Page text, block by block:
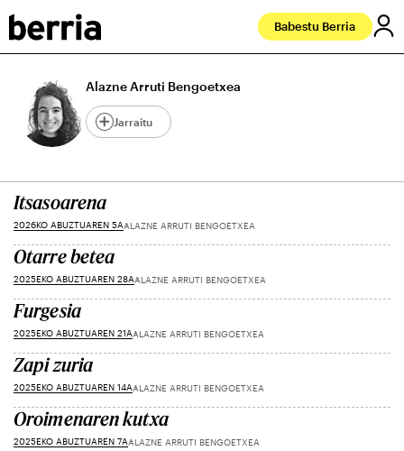
Babestu Berria
Alazne Arruti Bengoetxea
Jarraitu
Itsasoarena
2026KO ABUZTUAREN 5AALAZNE ARRUTI BENGOETXEA
Otarre betea
2025EKO ABUZTUAREN 28AALAZNE ARRUTI BENGOETXEA
Furgesia
2025EKO ABUZTUAREN 21AALAZNE ARRUTI BENGOETXEA
Zapi zuria
2025EKO ABUZTUAREN 14AALAZNE ARRUTI BENGOETXEA
Oroimenaren kutxa
2025EKO ABUZTUAREN 7AALAZNE ARRUTI BENGOETXEA